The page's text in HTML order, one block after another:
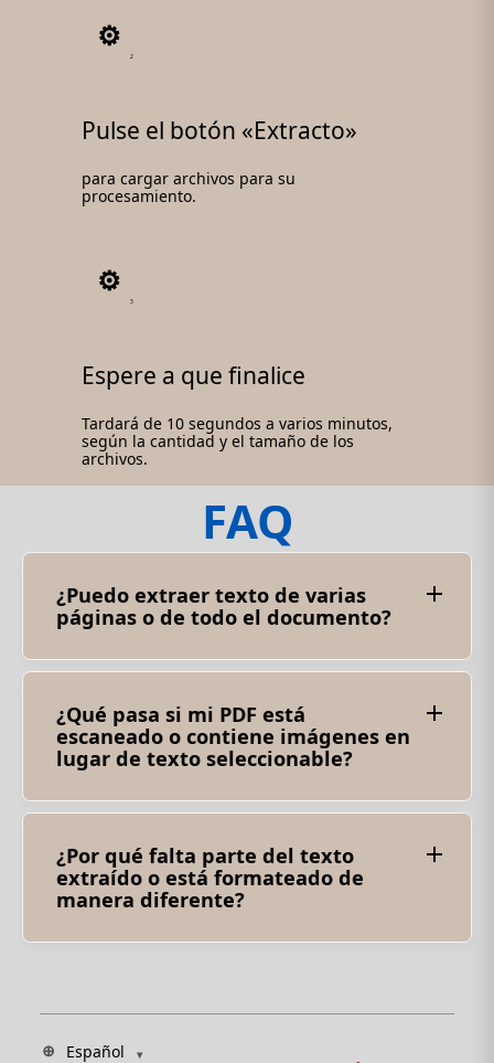
2
Pulse el botón «Extracto»
para cargar archivos para su
procesamiento.
3
Espere a que finalice
Tardará de 10 segundos a varios minutos,
según la cantidad y el tamaño de los
archivos.
FAQ
¿Puedo extraer texto de varias
páginas o de todo el documento?
incluidas todas las páginas, por lo que puedes
¿Qué pasa si mi PDF está
escaneado o contiene imágenes en
lugar de texto seleccionable?
(Reconocimiento Óptico de Caracteres), que
escaneado y selecciona el idioma del
documento.
¿Por qué falta parte del texto
extraído o está formateado de
manera diferente?
diseños complejos, fuentes inusuales o contiene
Español